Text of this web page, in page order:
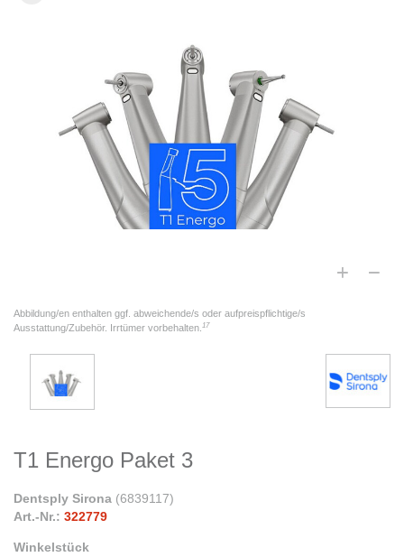
Abbildung/en enthalten ggf. abweichende/s oder aufpreispflichtige/s
Ausstattung/Zubehör. Irrtümer vorbehalten. 17
T1 Energo Paket 3
Dentsply Sirona (6839117)
Art.-Nr.: 322779
Winkelstück